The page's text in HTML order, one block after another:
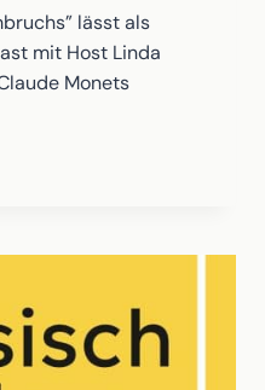
lässt als
mit Host Linda
Monets